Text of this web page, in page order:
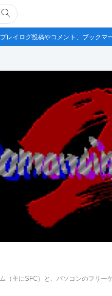
プレイログ投稿やコメント、ブックマ
（主にSFC）と、パソコンのフリー